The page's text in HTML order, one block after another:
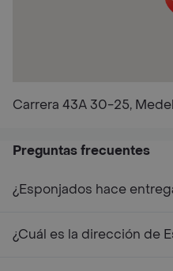
Carrera 43A 30-25,
Preguntas frecuentes
¿Esponjados hace
¿Cuál es la dirección de